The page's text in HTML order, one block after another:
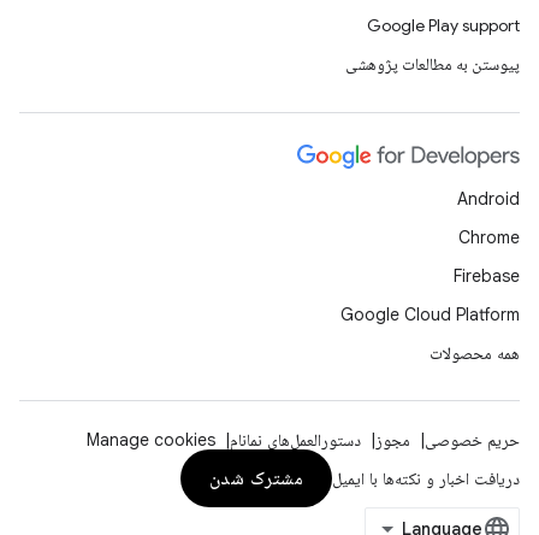
Google Play support
پیوستن به مطالعات پژوهشی
Android
Chrome
Firebase
Google Cloud Platform
همه محصولات
حریم خصوصی مجوز دستورالعمل‌های نمانام
Manage cookies
دریافت اخبار و نکته‌ها با ایمیل
مشترک شدن